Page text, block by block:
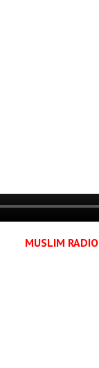
MUSLIM RADIO